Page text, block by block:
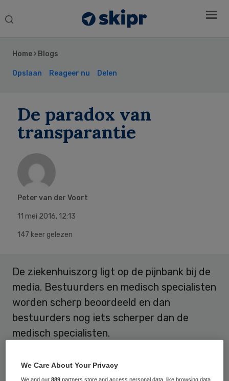
Search
Home › Blogs
Opslaan Reageer nu Delen
De paradox van
transparantie
Peter van der Voort
11 mei 2016, 12:13
147 keer gelezen
De ziekenhuiszorg ligt op de pijnbank bij de
media. Bestuurders en medisch specialisten
worden scherp beoordeeld en dan
bestuurders nog iets scherper dan de
medisch specialisten.
Sidebar
We Care About Your Privacy
We and our889 partners store and access personal data, like browsing data